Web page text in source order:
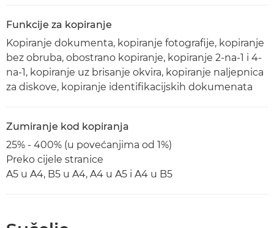
Funkcije za kopiranje
Kopiranje dokumenta, kopiranje fotografije, kopiranje
bez obruba, obostrano kopiranje, kopiranje 2-na-1 i 4-
na-1, kopiranje uz brisanje okvira, kopiranje naljepnica
za diskove, kopiranje identifikacijskih dokumenata
Zumiranje kod kopiranja
25% - 400% (u povećanjima od 1%)
Preko cijele stranice
A5 u A4, B5 u A4, A4 u A5 i A4 u B5